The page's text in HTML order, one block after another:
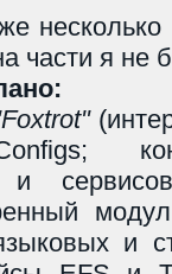
части я не
и
и